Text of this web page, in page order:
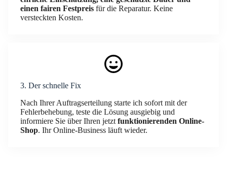
einen fairen Festpreis für die Reparatur. Keine
versteckten Kosten.
3. Der schnelle Fix
Nach Ihrer Auftragserteilung starte ich sofort mit der
Fehlerbehebung, teste die Lösung ausgiebig und
informiere Sie über Ihren jetzt funktionierenden Online-
Shop. Ihr Online-Business läuft wieder.